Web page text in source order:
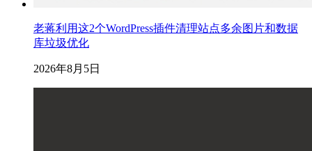
老蒋利用这2个WordPress插件清理站点多余图片和数据
库垃圾优化
2026年8月5日